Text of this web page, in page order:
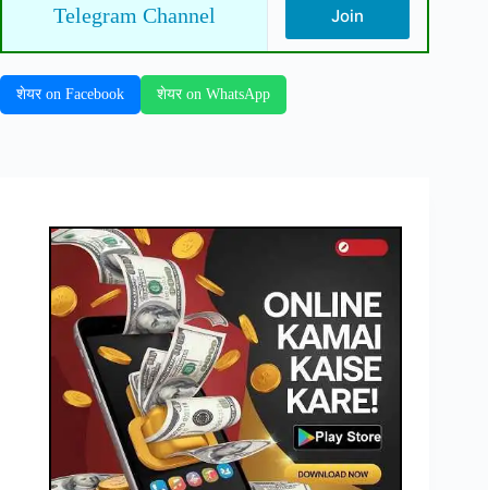
Telegram Channel Join
शेयर on Facebook शेयर on WhatsApp